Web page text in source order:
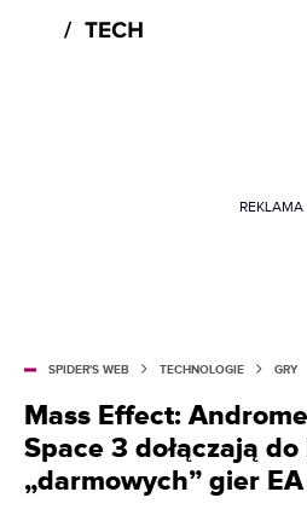
REKLAMA
SPIDER'S WEB TECHNOLOGIE GRY
Mass Effect:
Space 3 dołączają
„darmowych” gier EA